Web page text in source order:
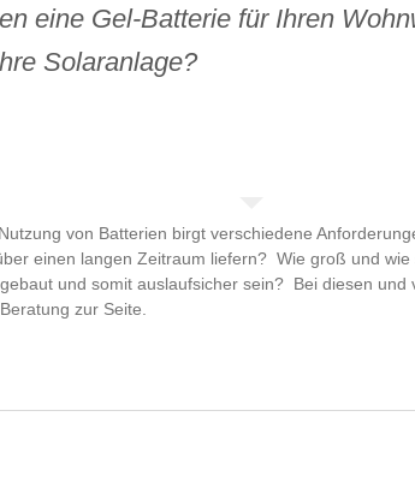
eine Gel-Batterie für Ihren
Solaranlage?
von Batterien birgt verschiedene
einen langen Zeitraum liefern? Wie groß und
und somit auslaufsicher sein? Bei diesen
zur Seite.